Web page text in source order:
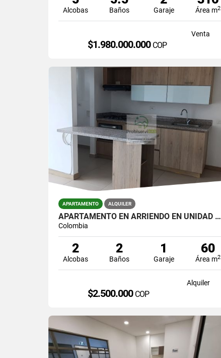
Alcobas Baños Garaje Área m2
Venta
$1.980.000.000 COP
APARTAMENTO ALQUILER
APARTAMENTO EN ARRIENDO EN UNIDAD CERRADA DE LA CEJA.
Colombia
2
Alcobas
2
Baños
1
Garaje
60
Área m2
Alquiler
$2.500.000 COP